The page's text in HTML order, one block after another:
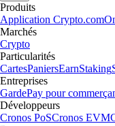
Produits
Application Crypto.com
Marchés
Crypto
Particularités
CartesPaniersEarnStaking
Entreprises
GardePay pour
Développeurs
Cronos PoSCronos EVM